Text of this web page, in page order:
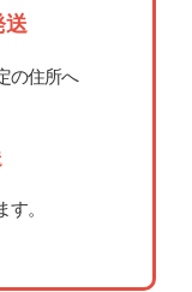
送
の住所へ
。